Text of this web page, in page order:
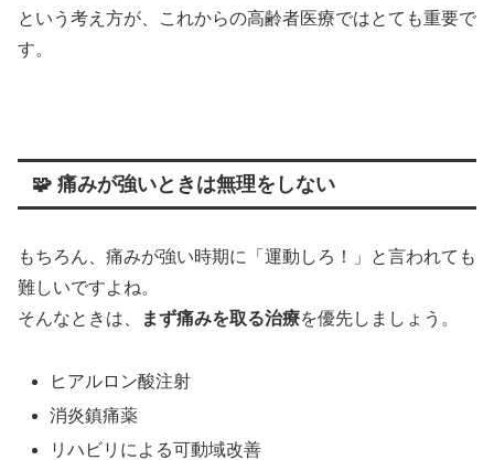
という考え方が、これからの高齢者医療ではとても重要で
す。
🧩 痛みが強いときは無理をしない
もちろん、痛みが強い時期に「運動しろ！」と言われても
難しいですよね。
そんなときは、
まず痛みを取る治療を優先しましょう。
ヒアルロン酸注射
消炎鎮痛薬
リハビリによる可動域改善